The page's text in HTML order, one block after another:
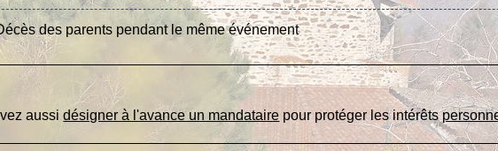
des parents pendant le même événement
aussidésigner à l'avance un mandatairepour protéger les intérêts